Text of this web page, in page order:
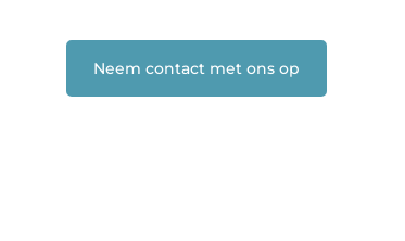
Neem contact met ons op